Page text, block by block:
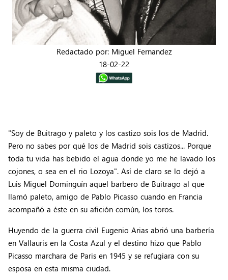
Redactado por: Miguel Fernandez
18-02-22
"Soy de Buitrago y paleto y los castizo sois los de Madrid.
Pero no sabes por qué los de Madrid sois castizos... Porque
toda tu vida has bebido el agua donde yo me he lavado los
cojones, o sea en el rio Lozoya". Así de claro se lo dejó a
Luis Miguel Dominguín aquel barbero de Buitrago al que
llamó paleto, amigo de Pablo Picasso cuando en Francia
acompañó a éste en su afición común, los toros.
Huyendo de la guerra civil Eugenio Arias abrió una barbería
en Vallauris en la Costa Azul y el destino hizo que Pablo
Picasso marchara de Paris en 1945 y se refugiara con su
esposa en esta misma ciudad.